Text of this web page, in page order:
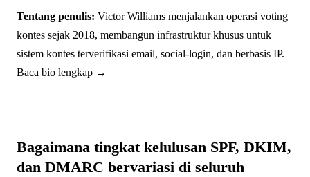
Tentang penulis: Victor Williams menjalankan operasi voting
kontes sejak 2018, membangun infrastruktur khusus untuk
sistem kontes terverifikasi email, social-login, dan berbasis IP.
Baca bio lengkap →
Bagaimana tingkat kelulusan SPF, DKIM,
dan DMARC bervariasi di seluruh